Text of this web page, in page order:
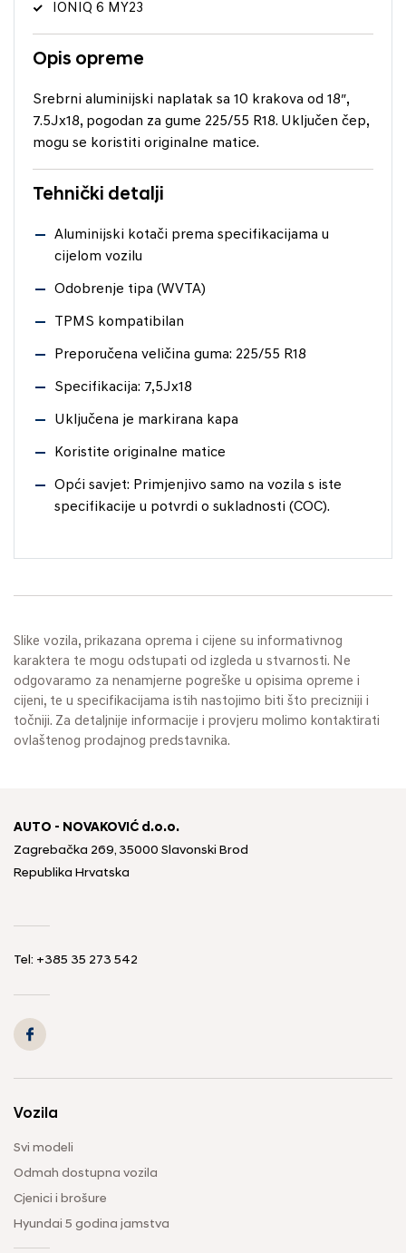
IONIQ 6 MY23
Opis opreme
Srebrni aluminijski naplatak sa 10 krakova od 18″,
7.5Jx18, pogodan za gume 225/55 R18. Uključen čep,
mogu se koristiti originalne matice.
Tehnički detalji
Aluminijski kotači prema specifikacijama u
cijelom vozilu
Odobrenje tipa (WVTA)
TPMS kompatibilan
Preporučena veličina guma: 225/55 R18
Specifikacija: 7,5Jx18
Uključena je markirana kapa
Koristite originalne matice
Opći savjet: Primjenjivo samo na vozila s iste
specifikacije u potvrdi o sukladnosti (COC).
Slike vozila, prikazana oprema i cijene su informativnog
karaktera te mogu odstupati od izgleda u stvarnosti. Ne
odgovaramo za nenamjerne pogreške u opisima opreme i
cijeni, te u specifikacijama istih nastojimo biti što precizniji i
točniji. Za detaljnije informacije i provjeru molimo kontaktirati
ovlaštenog prodajnog predstavnika.
AUTO - NOVAKOVIĆ d.o.o.
Zagrebačka 269, 35000 Slavonski Brod
Republika Hrvatska
Tel: +385 35 273 542
Vozila
Svi modeli
Odmah dostupna vozila
Cjenici i brošure
Hyundai 5 godina jamstva